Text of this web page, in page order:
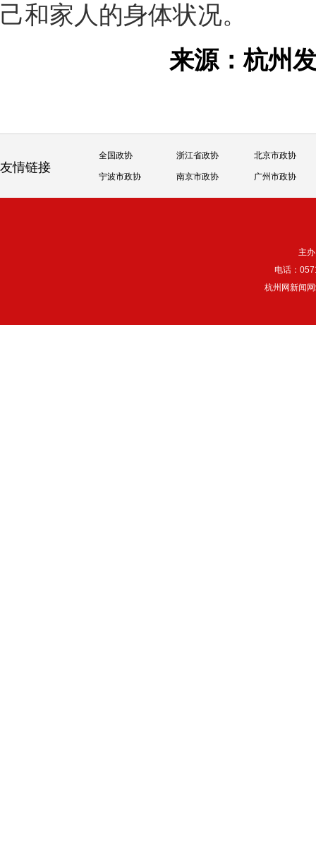
己和家人的身体状况。
来源：杭
友情链接
全国政协 浙江省政协 北京市政协
宁波市政协 南京市政协 广州市政协
主
电话：
杭州网新闻